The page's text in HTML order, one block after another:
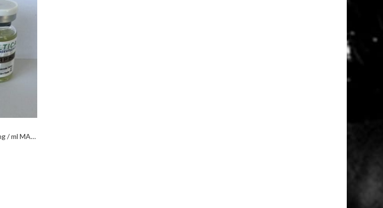
Drostanolone Propianate 150 mg / ml MASTER P 150 Baltica